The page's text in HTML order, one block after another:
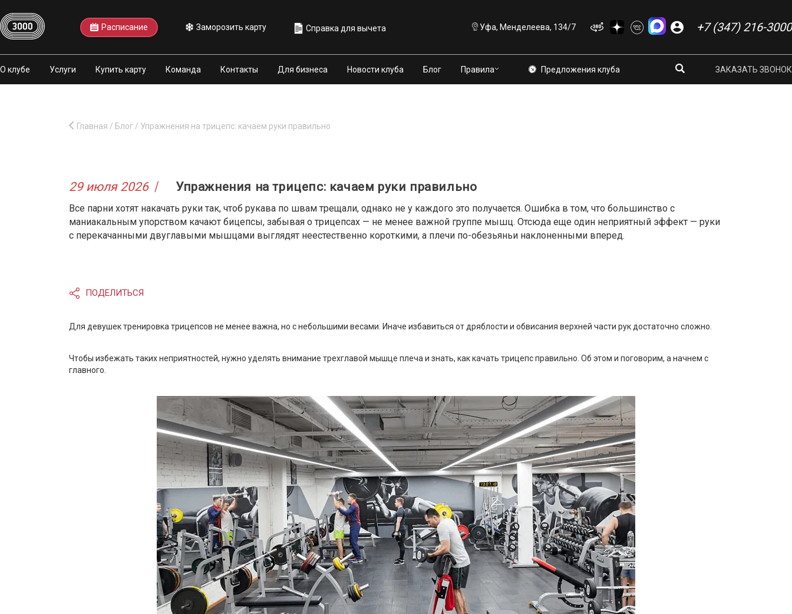
Расписание Заморозить карту Справка для вычета Уфа, Менделеева, 134/7 +7 (347) 216-3000
О клубе Услуги Купить карту Команда Контакты Для бизнеса Новости клуба Блог Правила Предложения клуба ЗАКАЗАТЬ ЗВОНОК
Главная / Блог / Упражнения на трицепс: качаем руки правильно
29 июля 2026 Упражнения на трицепс: качаем руки правильно
Все парни хотят накачать руки так, чтоб рукава по швам трещали, однако не у каждого это получается. Ошибка в том, что большинство с
маниакальным упорством качают бицепсы, забывая о трицепсах — не менее важной группе мышц. Отсюда еще один неприятный эффект — руки
с перекачанными двуглавыми мышцами выглядят неестественно короткими, а плечи по-обезьяньи наклоненными вперед.
ПОДЕЛИТЬСЯ
Для девушек тренировка трицепсов не менее важна, но с небольшими весами. Иначе избавиться от дряблости и обвисания верхней части рук достаточно сложно.
Чтобы избежать таких неприятностей, нужно уделять внимание трехглавой мышце плеча и знать, как качать трицепс правильно. Об этом и поговорим, а начнем с
главного.